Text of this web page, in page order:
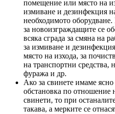
помещение или място на
измиване и дезинфекция
необходимото
за новоизграждащите се
всяка сграда за смяна на
за измиване и
място на изхода, за
на транспортни средства,
фуража и др.
Ако за свинете имаме
обстановка по отношение
свинети, то при
такава, а мерките се